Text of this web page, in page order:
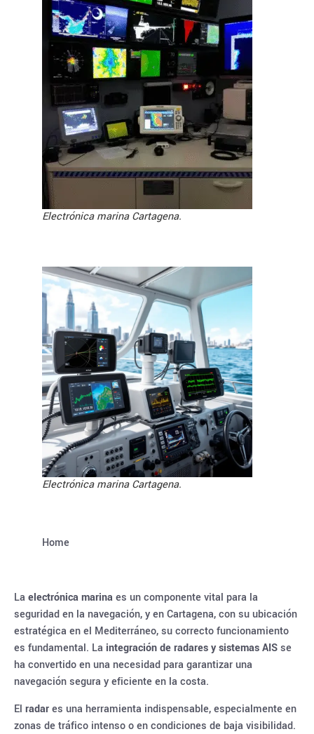
Electrónica marina Cartagena.
Electrónica marina Cartagena.
Home
La electrónica marinaes un componente vital para la
seguridad en la navegación, y en Cartagena, con su ubicación
estratégica en el Mediterráneo, su correcto funcionamiento
es fundamental. La integración de radares y sistemas AISse
ha convertido en una necesidad para garantizar una
navegación segura y eficiente en la costa.
El radares una herramienta indispensable, especialmente en
zonas de tráfico intenso o en condiciones de baja visibilidad.